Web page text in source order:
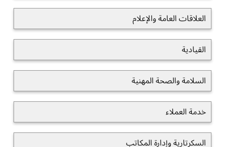
العلاقات العامة والإعلام
القيادية
السلامة والصحة المهنية
خدمة العملاء
السكرتارية وإدارة المكاتب